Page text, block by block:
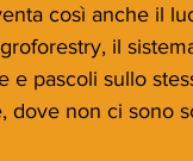
così anche il
il
e pascoli sullo
dove non ci sono